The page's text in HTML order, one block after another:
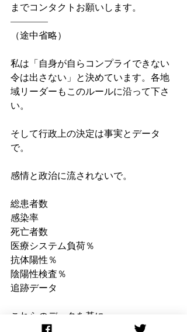
までコンタクトお願いします。
————
（途中省略）
私は「自身が自らコンプライできない
令は出さない」と決めています。各地
域リーダーもこのルールに沿って下さ
い。
そして行政上の決定は事実とデータ
で。
感情と政治に流されないで。
総患者数
感染率
死亡者数
医療システム負荷％
抗体陽性％
陰陽性検査％
追跡データ
これらのデータを基に。